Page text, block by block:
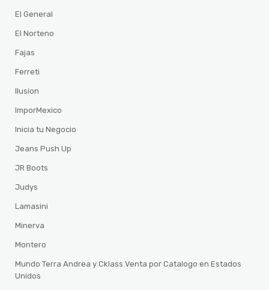
El General
El Norteno
Fajas
Ferreti
Ilusion
ImporMexico
Inicia tu Negocio
Jeans Push Up
JR Boots
Judys
Lamasini
Minerva
Montero
Mundo Terra Andrea y Cklass Venta por Catalogo en Estados
Unidos